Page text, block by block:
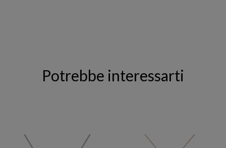
Potrebbe interessarti